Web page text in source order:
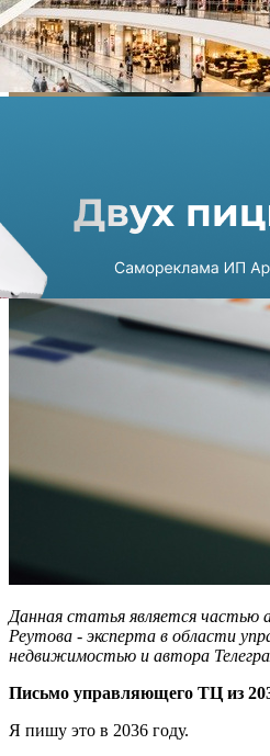
Данная статья является частью
Реутова - эксперта в области
недвижимостью и автора
Письмо управляющего ТЦ из
Я пишу это в 2036 году.